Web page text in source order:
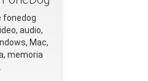
fonedog
audio,
Mac,
memoria